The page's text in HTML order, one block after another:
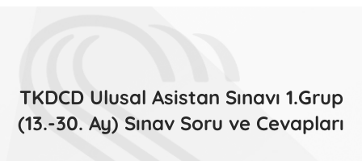
TKDCD Ulusal Asistan Sınavı 1.Grup
(13.-30. Ay) Sınav Soru ve Cevapları